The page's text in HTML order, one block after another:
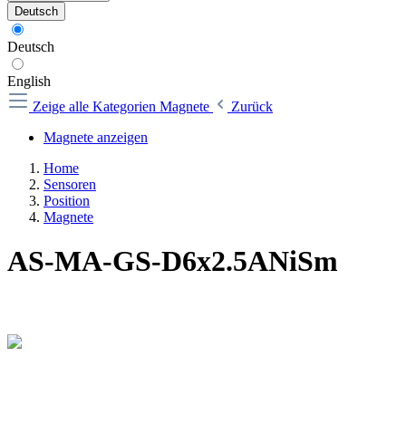
Deutsch
Deutsch
English
Zeige alle Kategorien Magnete
Zurück
Magnete anzeigen
Home
Sensoren
Position
Magnete
AS-MA-GS-D6x2.5ANiSm